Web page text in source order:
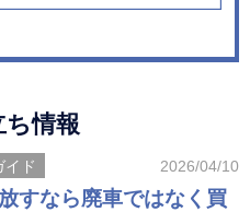
ち情報
イド 2026/04/10
すなら廃車ではなく買